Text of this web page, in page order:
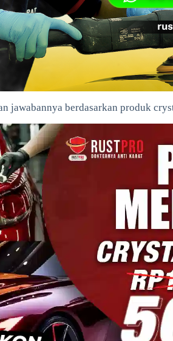
jawabannya berdasarkan produk